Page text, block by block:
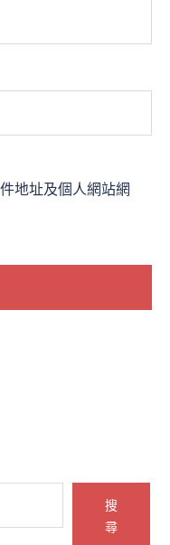
地址及個人網站網
搜
尋